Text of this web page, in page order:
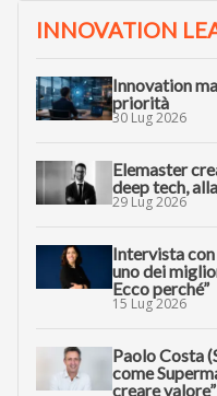
INNOVATION
Innovation
priorità
30 Lug 2026
Elemaster
deep tech,
29 Lug 2026
Intervista con
uno dei
Ecco perché”
15 Lug 2026
Paolo Costa
come
creare valore”